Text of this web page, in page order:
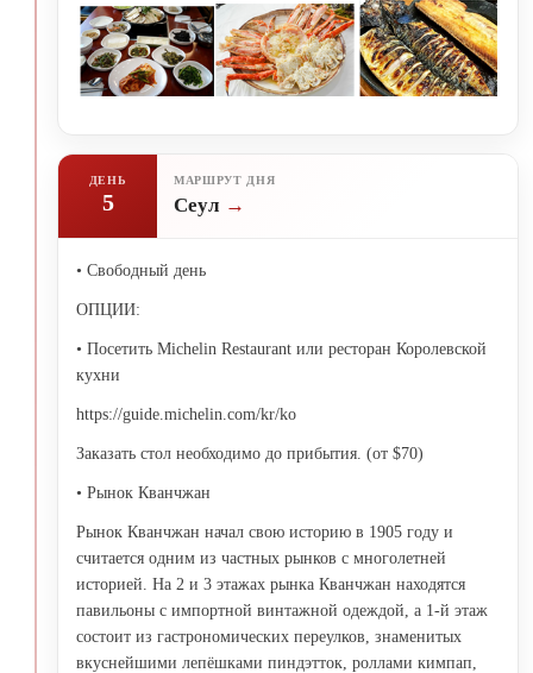
ДЕНЬ
5
МАРШРУТ ДНЯ
Сеул
• Свободный день
ОПЦИИ:
• Посетить Michelin Restaurant или ресторан Королевской
кухни
https://guide.michelin.com/kr/ko
Заказать стол необходимо до прибытия. (от $70)
• Рынок Кванчжан
Рынок Кванчжан начал свою историю в 1905 году и
считается одним из частных рынков с многолетней
историей. На 2 и 3 этажах рынка Кванчжан находятся
павильоны с импортной винтажной одеждой, а 1-й этаж
состоит из гастрономических переулков, знаменитых
вкуснейшими лепёшками пиндэтток, роллами кимпап,